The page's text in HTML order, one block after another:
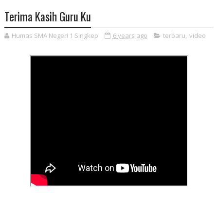
Terima Kasih Guru Ku
Humas SMA Negeri 1 Singkep 6 years ago terbaru video